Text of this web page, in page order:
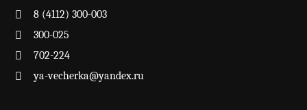
8 (4112) 300-003
300-025
702-224
ya-vecherka@yandex.ru